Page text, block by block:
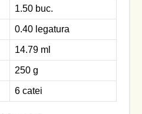
1.50 buc.
0.40 legatura
14.79 ml
250 g
6 catei